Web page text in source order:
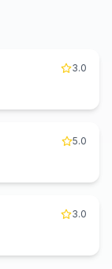
3.0
5.0
3.0